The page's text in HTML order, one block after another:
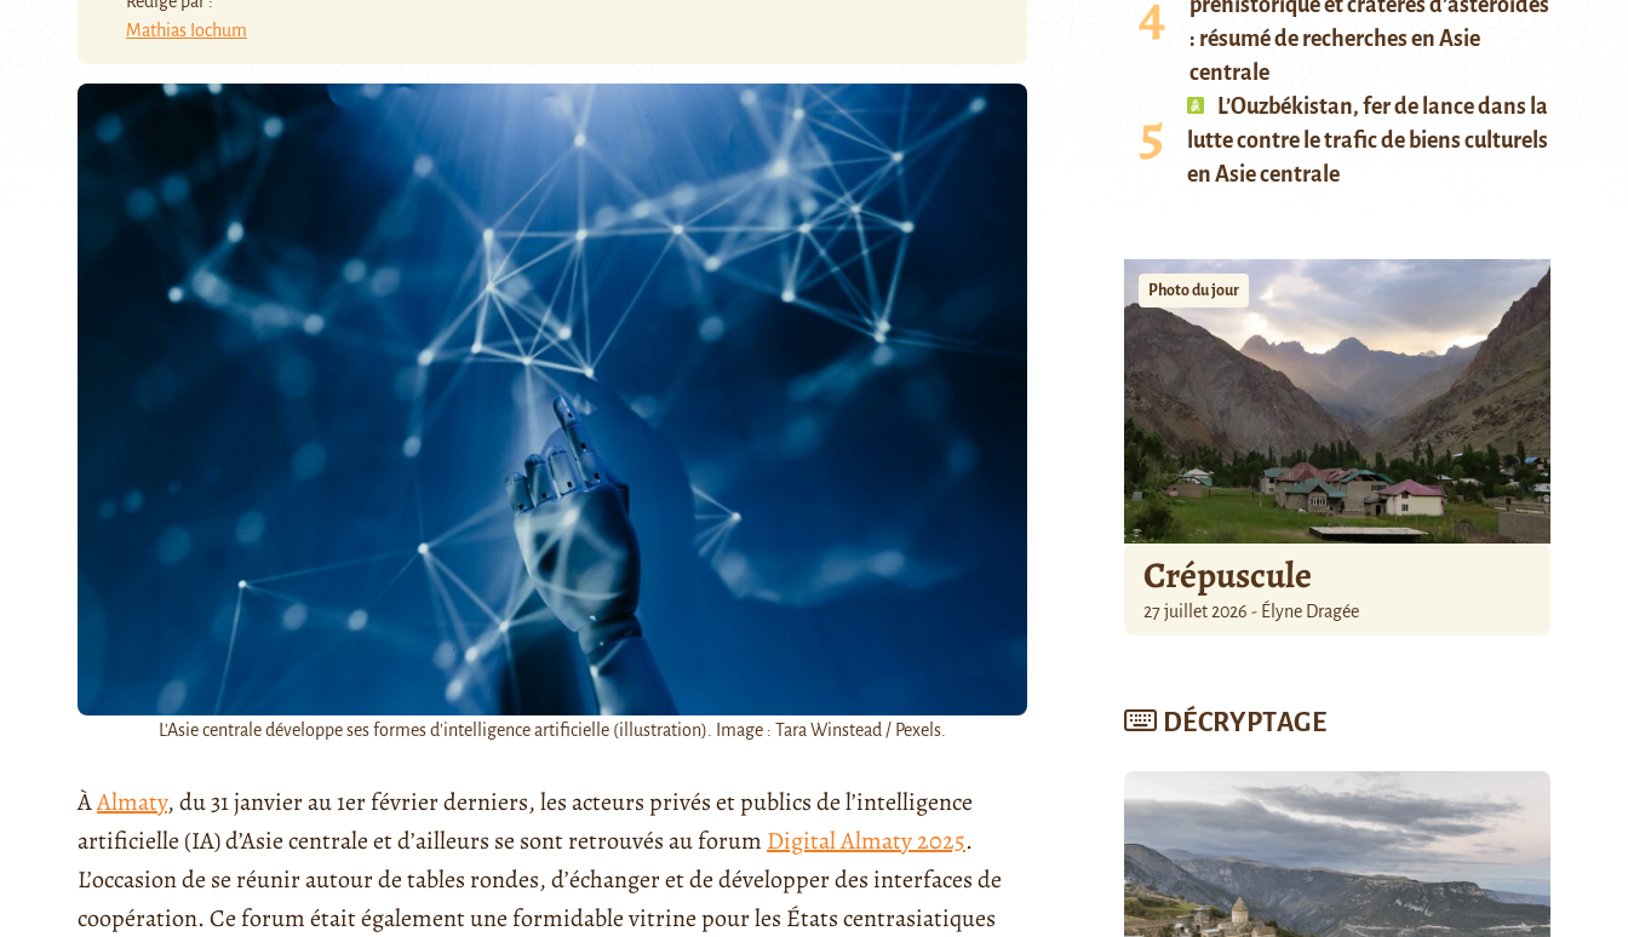
Mathias Iochum
L'Asie centrale développe ses formes d'intelligence artificielle (illustration). Image : Tara Winstead / Pexels.
ÀAlmaty, du 31 janvier au 1er février derniers, les acteurs privés et publics de l’intelligence
artificielle (IA) d’Asie centrale et d’ailleurs se sont retrouvés au forumDigital Almaty 2025.
L’occasion de se réunir autour de tables rondes, d’échanger et de développer des interfaces de
coopération. Ce forum était également une formidable vitrine pour les États centrasiatiques
préhistorique et cratères d’astéroïdes
: résumé de recherches en Asie
centrale
L’Ouzbékistan, fer de lance dans la
lutte contre le trafic de biens culturels
en Asie centrale
Photo du jour
Crépuscule
27 juillet 2026 - Élyne Dragée
DÉCRYPTAGE